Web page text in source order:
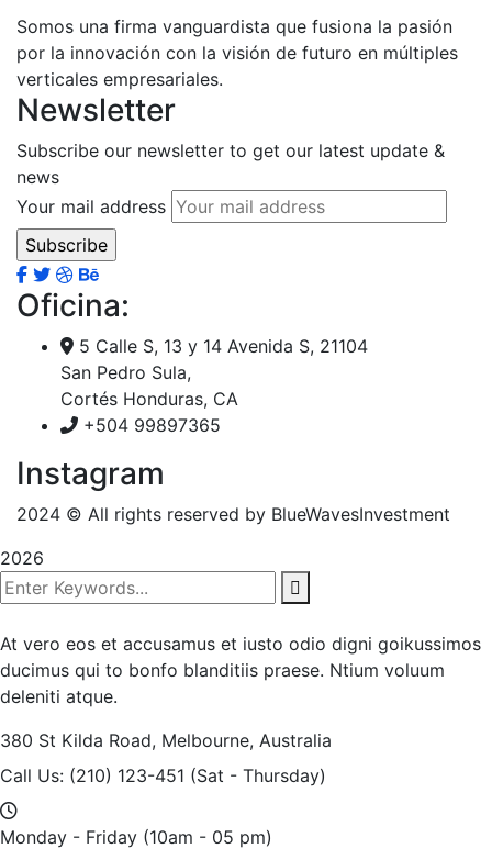
Somos una firma vanguardista que fusiona la pasión
por la innovación con la visión de futuro en múltiples
verticales empresariales.
Newsletter
Subscribe our newsletter to get our latest update &
news
Your mail address
Oficina:
5 Calle S, 13 y 14 Avenida S, 21104
San Pedro Sula,
Cortés Honduras, CA
+504 99897365
Instagram
2024 © All rights reserved by BlueWavesInvestment
2026
At vero eos et accusamus et iusto odio digni goikussimos
ducimus qui to bonfo blanditiis praese. Ntium voluum
deleniti atque.
380 St Kilda Road, Melbourne, Australia
Call Us: (210) 123-451 (Sat - Thursday)
Monday - Friday (10am - 05 pm)